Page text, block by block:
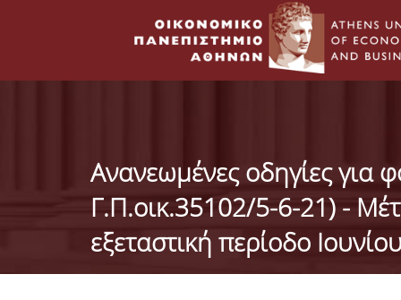
Ανανεωμένες οδηγίες για
Γ.Π.οικ.35102/5-6-21) -
εξεταστική περίοδο